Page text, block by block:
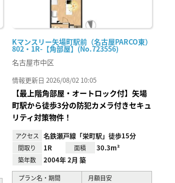
Kマンスリー矢場町駅前（名古屋PARCO東）
802・1R-【角部屋】(No.723556)
名古屋市中区
情報更新日 2026/08/02 10:05
【最上階角部屋・オートロック付】矢場
町駅から徒歩3分の防犯カメラ付きセキュ
リティ対策物件！
アクセス 名鉄瀬戸線「栄町駅」徒歩15分
間取り 1R 面積 30.3m²
築年数 2004年 2月 築
プラン名・期間 月額目安